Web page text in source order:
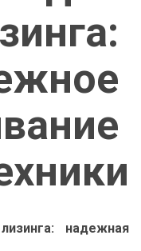
надежная